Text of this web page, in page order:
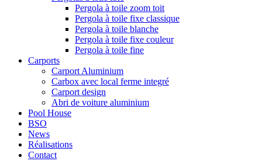
Pergola à toile zoom toit
Pergola à toile fixe classique
Pergola à toile blanche
Pergola à toile fixe couleur
Pergola à toile fine
Carports
Carport Aluminium
Carbox avec local ferme integré
Carport design
Abri de voiture aluminium
Pool House
BSO
News
Réalisations
Contact